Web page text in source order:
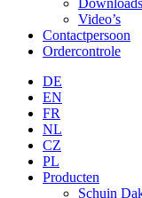
Downloads
Video’s
Contactpersoon
Ordercontrole
DE
EN
FR
NL
CZ
PL
Producten
Schuin